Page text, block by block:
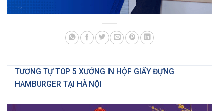
TƯƠNG TỰ TOP 5 XƯỞNG IN HỘP GIẤY ĐỰNG
HAMBURGER TẠI HÀ NỘI